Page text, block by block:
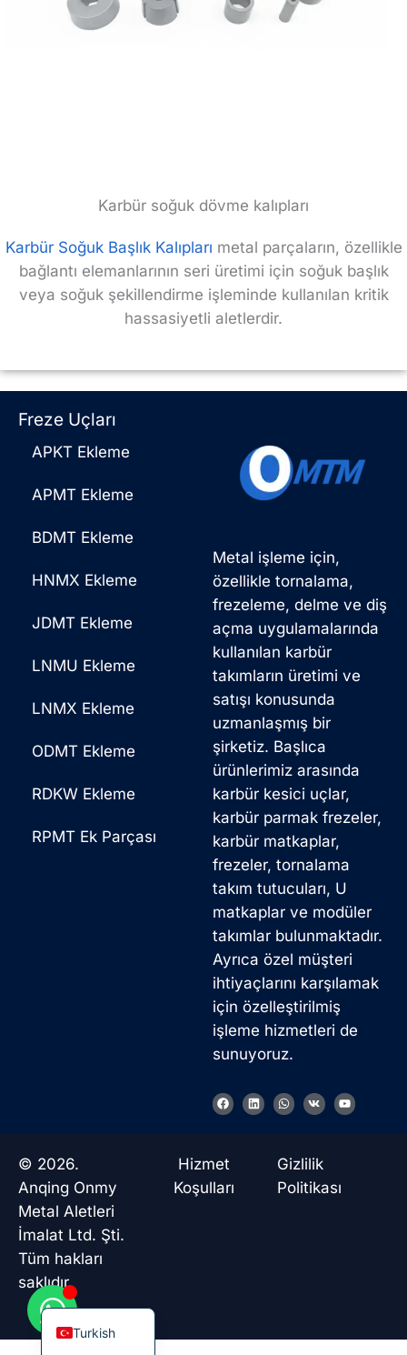
Karbür soğuk dövme kalıpları
Karbür Soğuk Başlık Kalıpları metal parçaların, özellikle
bağlantı elemanlarının seri üretimi için soğuk başlık
veya soğuk şekillendirme işleminde kullanılan kritik
hassasiyetli aletlerdir.
Metal işleme için,
özellikle tornalama,
frezeleme, delme ve diş
açma uygulamalarında
kullanılan karbür
takımların üretimi ve
satışı konusunda
uzmanlaşmış bir
şirketiz. Başlıca
ürünlerimiz arasında
karbür kesici uçlar,
karbür parmak frezeler,
karbür matkaplar,
frezeler, tornalama
takım tutucuları, U
matkaplar ve modüler
takımlar bulunmaktadır.
Ayrıca özel müşteri
ihtiyaçlarını karşılamak
için özelleştirilmiş
işleme hizmetleri de
sunuyoruz.
F
a
o
o
L
i
W
h
a
p
p
V
k
Y
o
Freze Uçları
APKT Ekleme
APMT Ekleme
BDMT Ekleme
HNMX Ekleme
JDMT Ekleme
LNMU Ekleme
LNMX Ekleme
ODMT Ekleme
RDKW Ekleme
RPMT Ek Parçası
© 2026.
Anqing Onmy
Metal Aletleri
İmalat Ltd. Şti.
Tüm hakları
saklıdır.
Hizmet
Koşulları
Gizlilik
Politikası
Turkish
English
Italian
Russian
Chinese